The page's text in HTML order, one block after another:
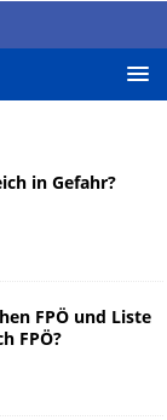
in Gefahr?
FPÖ und Liste
FPÖ?